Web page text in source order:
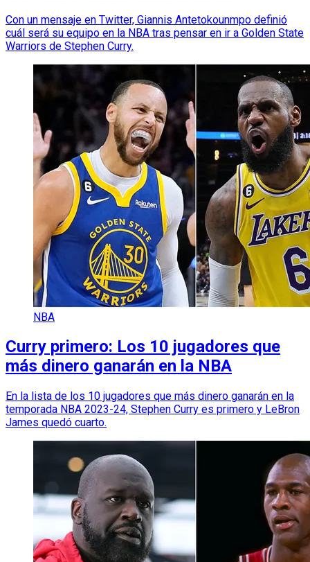
Con un mensaje en Twitter, Giannis Antetokounmpo definió
cuál será su equipo en la NBA tras pensar en ir a Golden State
Warriors de Stephen Curry.
NBA
Curry primero: Los 10 jugadores que
más dinero ganarán en la NBA
En la lista de los 10 jugadores que más dinero ganarán en la
temporada NBA 2023-24, Stephen Curry es primero y LeBron
James quedó cuarto.